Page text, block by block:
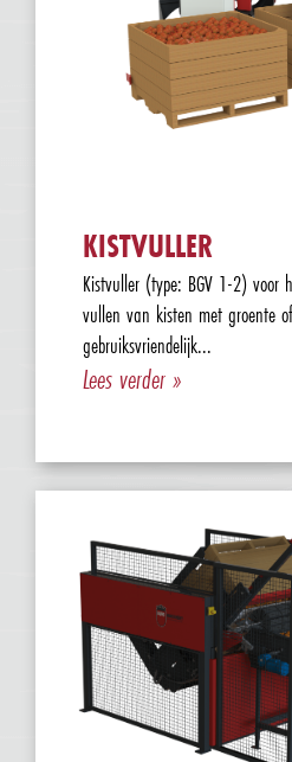
KISTVULLER
Kistvuller (type: BGV 1-2) voor
vullen van kisten met groente
gebruiksvriendelijk...
Lees verder »